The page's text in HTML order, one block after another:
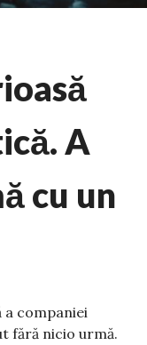
A
cu un
a companiei
fără nicio urmă.